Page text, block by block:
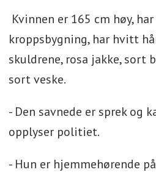
Kvinnen er 165 cm høy,
kroppsbygning, har hvitt
skuldrene, rosa jakke, sort
sort veske.
- Den savnede er sprek og
opplyser politiet.
- Hun er hjemmehørende